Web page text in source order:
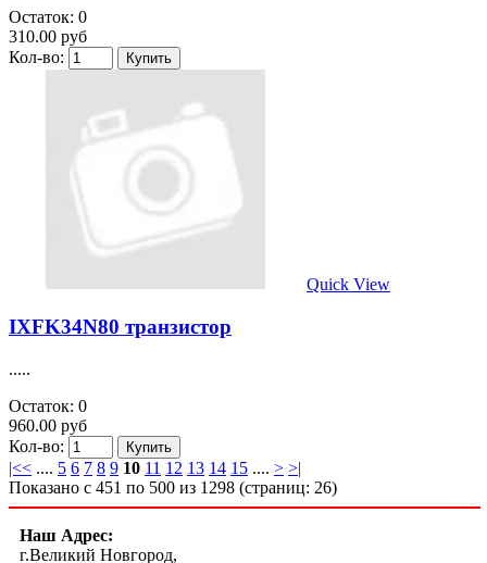
Quick View
IRGPS40B120UD
Остаток: 0
630.00 руб
IXBH1836
.....
310.00 руб
Кол-во: